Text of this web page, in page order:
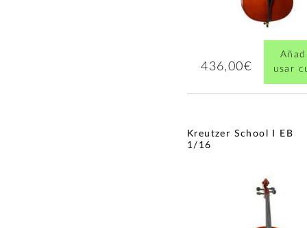
436,00€
usar
Kreutzer School I EB
1/16